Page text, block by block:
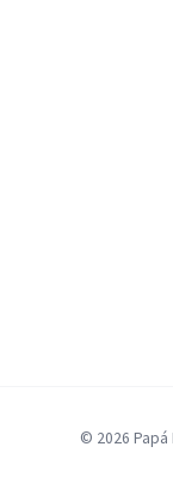
© 2026 Papá